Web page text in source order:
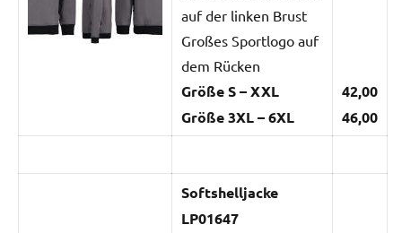
auf der linken Brust
Großes Sportlogo auf
dem Rücken
Größe S – XXL
Größe 3XL – 6XL
42,00
46,00
Softshelljacke
LP01647